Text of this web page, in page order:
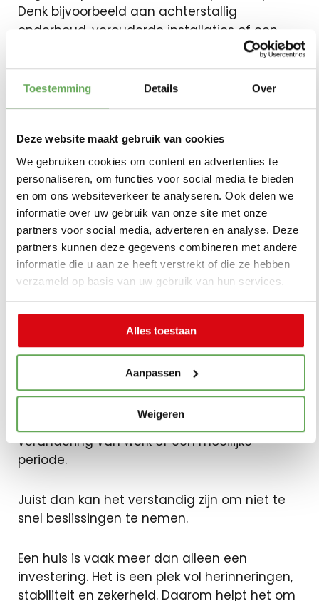
Toestemming Details Over
Deze website maakt gebruik van cookies
We gebruiken cookies om content en advertenties te
personaliseren, om functies voor social media te bieden
en om ons websiteverkeer te analyseren. Ook delen we
informatie over uw gebruik van onze site met onze
partners voor social media, adverteren en analyse. Deze
partners kunnen deze gegevens combineren met andere
informatie die u aan ze heeft verstrekt of die ze hebben
verzameld op basis van uw gebruik van hun services.
Alles toestaan
Aanpassen
Weigeren
Denk bijvoorbeeld aan achterstallig
onderhoud, verouderde installaties of een
Kopers letten tegenwoordig steeds meer op
duurzaamheid en toekomstige
kleine investeringen vooraf juist helpen om
later sterker in de markt te staan.
In sommige gevallen levert eerst
verduurzamen uiteindelijk meer op dan direct
verkopen.
Wanneer emotie
tijdelijk een grote rol
speelt
Een woning verkopen gebeurt niet alleen
vanuit financiële redenen. Soms spelen
emoties mee, bijvoorbeeld na een scheiding,
verandering van werk of een moeilijke
periode.
Juist dan kan het verstandig zijn om niet te
snel beslissingen te nemen.
Een huis is vaak meer dan alleen een
investering. Het is een plek vol herinneringen,
stabiliteit en zekerheid. Daarom helpt het om